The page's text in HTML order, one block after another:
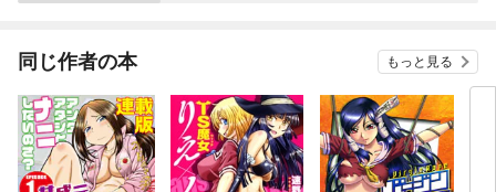
れても「もう遅い」で
同じ作者の本 もっと見る